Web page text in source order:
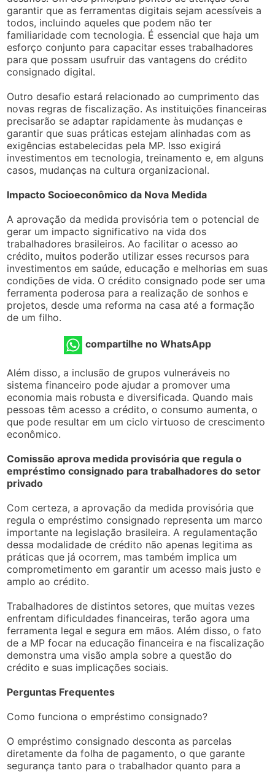
garantir que as ferramentas digitais sejam acessíveis a
todos, incluindo aqueles que podem não ter
familiaridade com tecnologia. É essencial que haja um
esforço conjunto para capacitar esses trabalhadores
para que possam usufruir das vantagens do crédito
consignado digital.
Outro desafio estará relacionado ao cumprimento das
novas regras de fiscalização. As instituições financeiras
precisarão se adaptar rapidamente às mudanças e
garantir que suas práticas estejam alinhadas com as
exigências estabelecidas pela MP. Isso exigirá
investimentos em tecnologia, treinamento e, em alguns
casos, mudanças na cultura organizacional.
Impacto Socioeconômico da Nova Medida
A aprovação da medida provisória tem o potencial de
gerar um impacto significativo na vida dos
trabalhadores brasileiros. Ao facilitar o acesso ao
crédito, muitos poderão utilizar esses recursos para
investimentos em saúde, educação e melhorias em suas
condições de vida. O crédito consignado pode ser uma
ferramenta poderosa para a realização de sonhos e
projetos, desde uma reforma na casa até a formação
de um filho.
compartilhe no WhatsApp
Além disso, a inclusão de grupos vulneráveis no
sistema financeiro pode ajudar a promover uma
economia mais robusta e diversificada. Quando mais
pessoas têm acesso a crédito, o consumo aumenta, o
que pode resultar em um ciclo virtuoso de crescimento
econômico.
Comissão aprova medida provisória que regula o
empréstimo consignado para trabalhadores do setor
privado
Com certeza, a aprovação da medida provisória que
regula o empréstimo consignado representa um marco
importante na legislação brasileira. A regulamentação
dessa modalidade de crédito não apenas legitima as
práticas que já ocorrem, mas também implica um
comprometimento em garantir um acesso mais justo e
amplo ao crédito.
Trabalhadores de distintos setores, que muitas vezes
enfrentam dificuldades financeiras, terão agora uma
ferramenta legal e segura em mãos. Além disso, o fato
de a MP focar na educação financeira e na fiscalização
demonstra uma visão ampla sobre a questão do
crédito e suas implicações sociais.
Perguntas Frequentes
Como funciona o empréstimo consignado?
O empréstimo consignado desconta as parcelas
diretamente da folha de pagamento, o que garante
segurança tanto para o trabalhador quanto para a